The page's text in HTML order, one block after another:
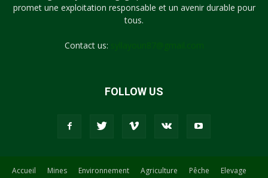
promet une exploitation responsable et un avenir durable pour
tous.
Contact us:
FOLLOW US
Accueil Mines Environnement Agriculture Pêche Elevage